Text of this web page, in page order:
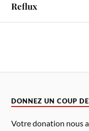
Reflux
DONNEZ UN COUP
Votre donation nous